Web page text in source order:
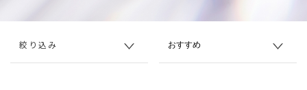
絞り込み